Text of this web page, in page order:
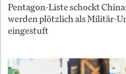
Pentagon-Liste schockt
werden plötzlich als Militär-
eingestuft